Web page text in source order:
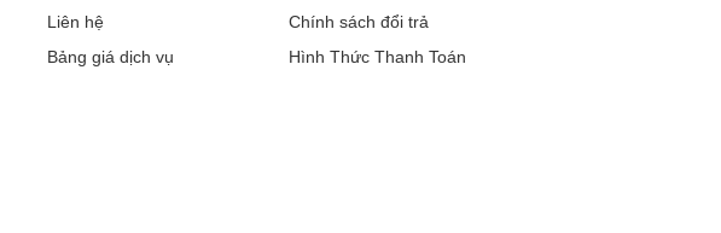
N12WKH-8
[50Hz]
CS-N12WKH-8
Liên hệ
Bảng giá dịch vụ
Chính sách đổi trả
Hình Thức Thanh Toán